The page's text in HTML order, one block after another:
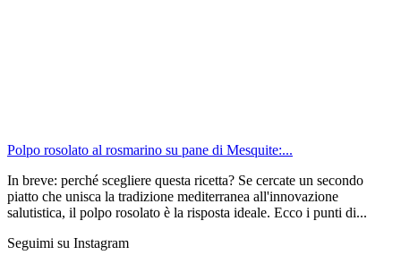
Polpo rosolato al rosmarino su pane di Mesquite:...
In breve: perché scegliere questa ricetta? Se cercate un secondo
piatto che unisca la tradizione mediterranea all'innovazione
salutistica, il polpo rosolato è la risposta ideale. Ecco i punti di...
Seguimi su Instagram